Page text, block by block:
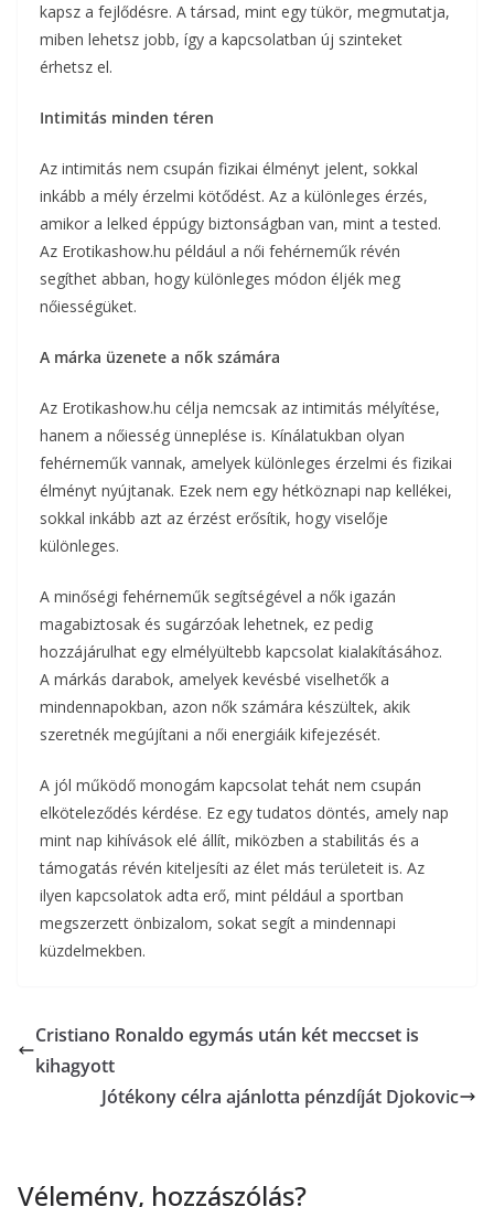
kapsz a fejlődésre. A társad, mint egy tükör, megmutatja,
miben lehetsz jobb, így a kapcsolatban új szinteket
érhetsz el.
Intimitás minden téren
Az intimitás nem csupán fizikai élményt jelent, sokkal
inkább a mély érzelmi kötődést. Az a különleges érzés,
amikor a lelked éppúgy biztonságban van, mint a tested.
Az Erotikashow.hu például a női fehérneműk révén
segíthet abban, hogy különleges módon éljék meg
nőiességüket.
A márka üzenete a nők számára
Az Erotikashow.hu célja nemcsak az intimitás mélyítése,
hanem a nőiesség ünneplése is. Kínálatukban olyan
fehérneműk vannak, amelyek különleges érzelmi és fizikai
élményt nyújtanak. Ezek nem egy hétköznapi nap kellékei,
sokkal inkább azt az érzést erősítik, hogy viselője
különleges.
A minőségi fehérneműk segítségével a nők igazán
magabiztosak és sugárzóak lehetnek, ez pedig
hozzájárulhat egy elmélyültebb kapcsolat kialakításához.
A márkás darabok, amelyek kevésbé viselhetők a
mindennapokban, azon nők számára készültek, akik
szeretnék megújítani a női energiáik kifejezését.
A jól működő monogám kapcsolat tehát nem csupán
elköteleződés kérdése. Ez egy tudatos döntés, amely nap
mint nap kihívások elé állít, miközben a stabilitás és a
támogatás révén kiteljesíti az élet más területeit is. Az
ilyen kapcsolatok adta erő, mint például a sportban
megszerzett önbizalom, sokat segít a mindennapi
küzdelmekben.
Cristiano Ronaldo egymás után két meccset is
kihagyott
Jótékony célra ajánlotta pénzdíját Djokovic
Vélemény, hozzászólás?